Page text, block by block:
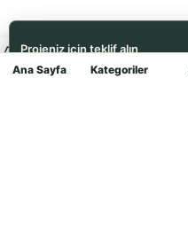
Ana Sayfa Kategoriler
Projeniz için teklif alın